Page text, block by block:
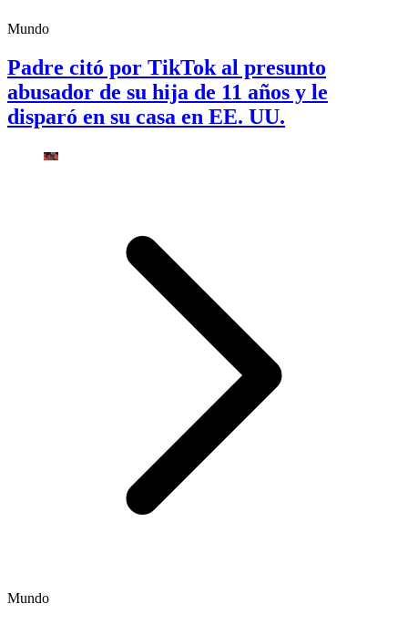
Mundo
Padre citó por TikTok al presunto
abusador de su hija de 11 años y le
disparó en su casa en EE. UU.
Mundo